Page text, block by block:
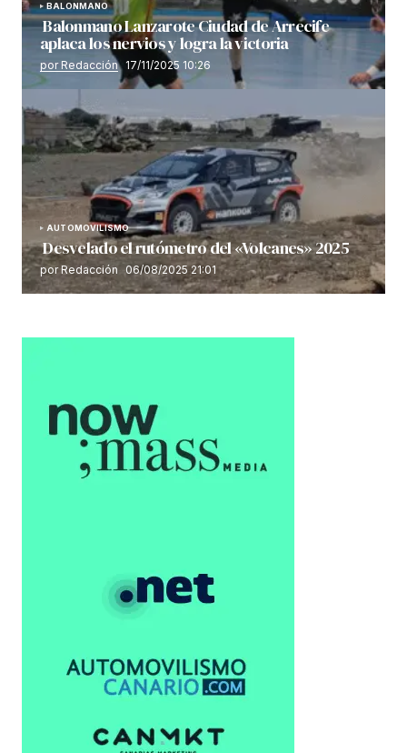
BALONMANO
Balonmano Lanzarote Ciudad de Arrecife
aplaca los nervios y logra la victoria
por Redacción 17/11/2025 10:26
AUTOMOVILISMO
Desvelado el rutómetro del «Volcanes» 2025
por Redacción 06/08/2025 21:01